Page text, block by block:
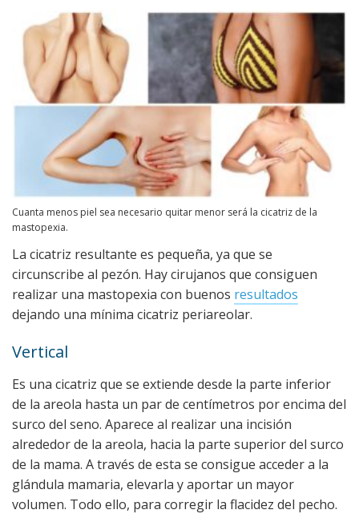
Cuanta menos piel sea necesario quitar menor será la cicatriz de la
mastopexia.
La cicatriz resultante es pequeña, ya que se
circunscribe al pezón. Hay cirujanos que consiguen
realizar una mastopexia con buenos resultados
dejando una mínima cicatriz periareolar.
Vertical
Es una cicatriz que se extiende desde la parte inferior
de la areola hasta un par de centímetros por encima del
surco del seno. Aparece al realizar una incisión
alrededor de la areola, hacia la parte superior del surco
de la mama. A través de esta se consigue acceder a la
glándula mamaria, elevarla y aportar un mayor
volumen. Todo ello, para corregir la flacidez del pecho.